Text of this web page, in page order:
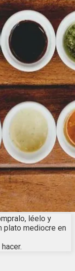
léelo y
plato mediocre en